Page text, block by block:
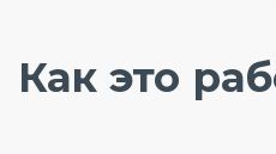
Как это